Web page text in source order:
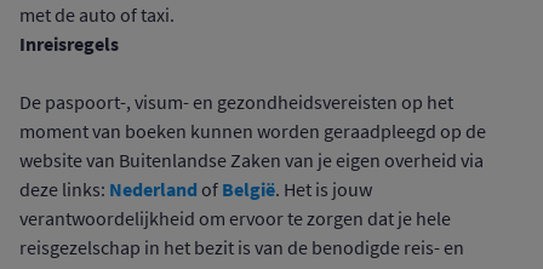
met de auto of taxi.
Inreisregels
De paspoort-, visum- en gezondheidsvereisten op het
moment van boeken kunnen worden geraadpleegd op de
website van Buitenlandse Zaken van je eigen overheid via
deze links: Nederland of België. Het is jouw
verantwoordelijkheid om ervoor te zorgen dat je hele
reisgezelschap in het bezit is van de benodigde reis- en